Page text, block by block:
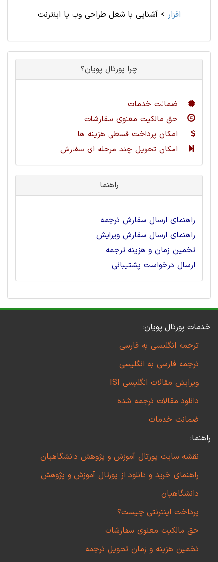
افزار >آشنایی با شغل طراحی وب یا اینترنت
چرا پورتال پویان؟
ضمانت خدمات
حق مالکیت معنوی سفارشات
امکان پرداخت قسطی هزینه ها
امکان تحویل چند مرحله ای سفارش
راهنما
راهنمای ارسال سفارش ترجمه
راهنمای ارسال سفارش ویرایش
تخمین زمان و هزینه ترجمه
ارسال درخواست پشتیبانی
خدمات پورتال پویان:
ترجمه انگلیسی به فارسی
ترجمه فارسی به انگلیسی
ویرایش مقالات انگلیسی ISI
دانلود مقالات ترجمه شده
ضمانت خدمات
راهنما:
نقشه سایت پورتال آموزش و پژوهش دانشگاهیان
راهنمای خرید و دانلود از پورتال آموزش و پژوهش
دانشگاهیان
پرداخت اینترنتی چیست؟
حق مالکیت معنوی سفارشات
تخمین هزینه و زمان تحویل ترجمه